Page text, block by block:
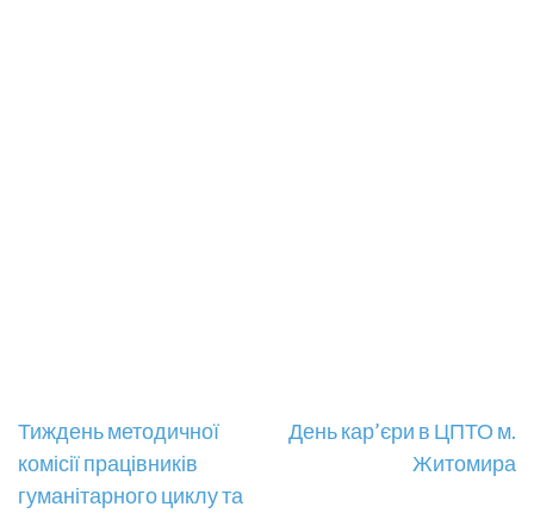
Навігація
записів
Тиждень методичної
комісії працівників
гуманітарного циклу та
День кар’єри в ЦПТО м.
Житомира